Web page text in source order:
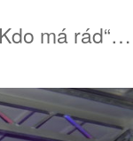
má rád“…